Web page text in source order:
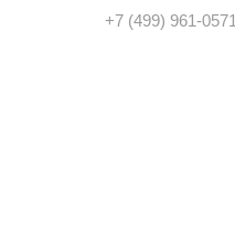
+7 (499) 961-0571